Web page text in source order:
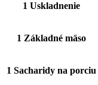
1 Uskladnenie
1 Základné mäso
1 Sacharidy na porciu